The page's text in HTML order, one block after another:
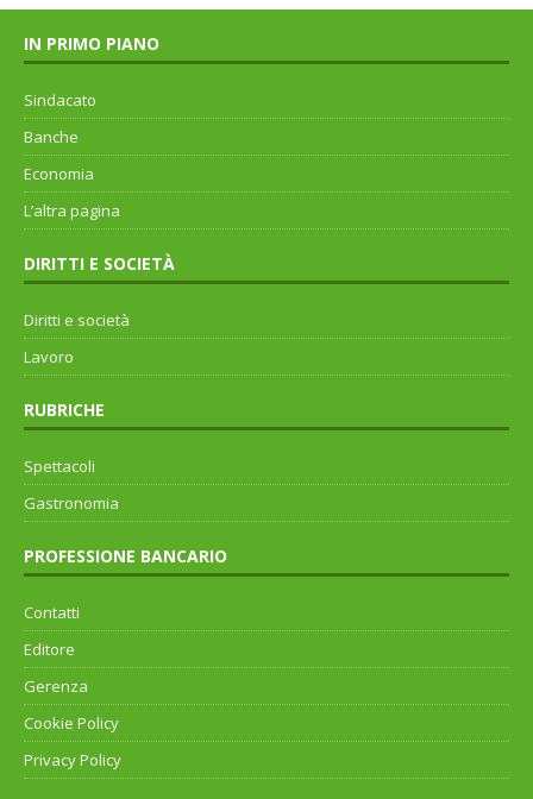
IN PRIMO PIANO
Sindacato
Banche
Economia
L’altra pagina
DIRITTI E SOCIETÀ
Diritti e società
Lavoro
RUBRICHE
Spettacoli
Gastronomia
PROFESSIONE BANCARIO
Contatti
Editore
Gerenza
Cookie Policy
Privacy Policy